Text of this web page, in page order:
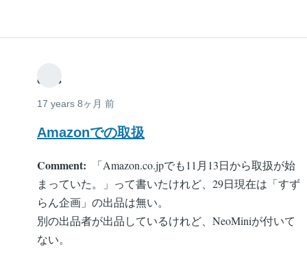
estis
17 years 8ヶ月 前
Amazonでの取扱
Comment
「Amazon.co.jpでも11月13日から取扱が始
まっていた。」って書いたけれど、29日現在は「すず
らん企画」の出品は無い。
別の出品者が出品しているけれど、NeoMiniが付いて
ない。